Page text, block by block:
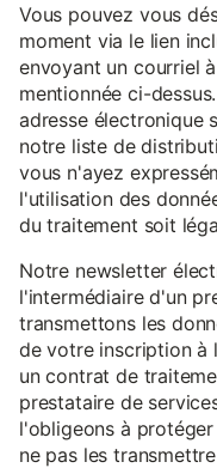
Vous pouvez vous
moment via le lien
envoyant un courriel
mentionnée ci-
adresse électronique
notre liste de
vous n'ayez
l'utilisation des
du traitement soit
Notre newsletter
l'intermédiaire d'un
transmettons les
de votre inscription à
un contrat de
prestataire de
l'obligeons à
ne pas les